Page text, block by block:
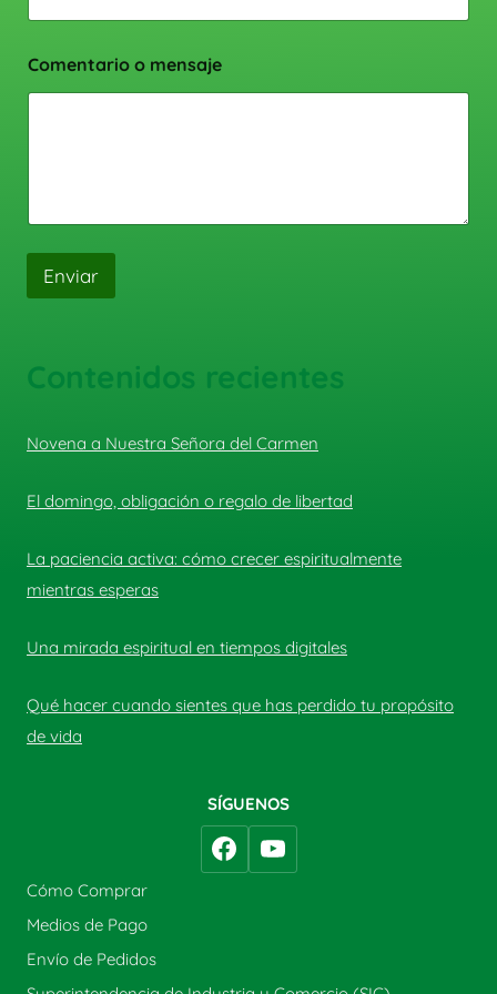
Comentario o mensaje
Enviar
Contenidos recientes
Novena a Nuestra Señora del Carmen
El domingo, obligación o regalo de libertad
La paciencia activa: cómo crecer espiritualmente
mientras esperas
Una mirada espiritual en tiempos digitales
Qué hacer cuando sientes que has perdido tu propósito
de vida
SÍGUENOS
Cómo Comprar
Medios de Pago
Envío de Pedidos